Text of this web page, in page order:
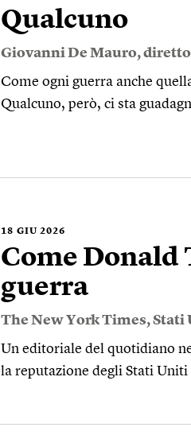
Qualcuno
Giovanni De Mauro,
Come ogni guerra anche
Qualcuno, però, ci sta
18 GIU 2026
Come Donald
guerra
The New York Times,Stati
Un editoriale del quotidiano
la reputazione degli Stati Uniti